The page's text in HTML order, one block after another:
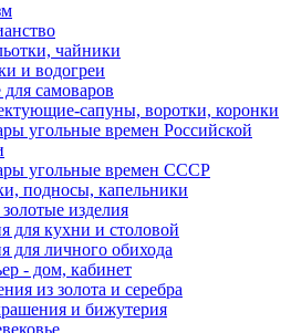
чайники
и водогреи
самоваров
сапуны, воротки, коронки
угольные времен Российской
угольные времен СССР
подносы, капельники
изделия
для кухни и столовой
для личного обихода
- дом, кабинет
из золота и серебра
и бижутерия